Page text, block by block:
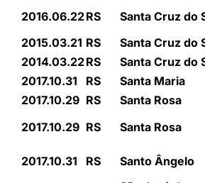
2016.06.22RS Santa Cruz do
2015.03.21 RS Santa Cruz do
2014.03.22RS Santa Cruz do
2017.10.31
RS Santa Maria
2017.10.29 RS Santa Rosa
2017.10.29 RS Santa Rosa
2017.10.31
RS Santo Ângelo